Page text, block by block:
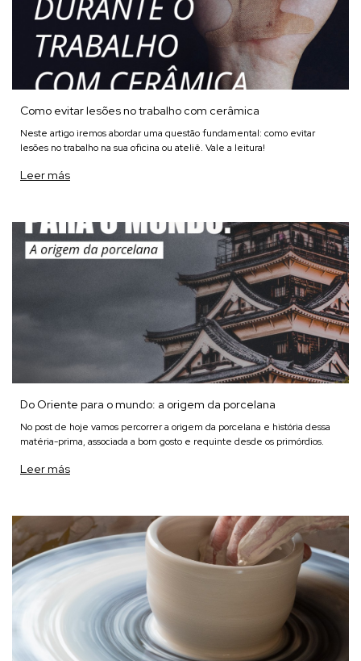
Como evitar lesões no trabalho com cerâmica
Neste artigo iremos abordar uma questão fundamental: como evitar
lesões no trabalho na sua oficina ou ateliê. Vale a leitura!
Leer más
Do Oriente para o mundo: a origem da porcelana
No post de hoje vamos percorrer a origem da porcelana e história dessa
matéria-prima, associada a bom gosto e requinte desde os primórdios.
Leer más